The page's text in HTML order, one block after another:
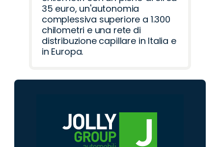
35 euro, un'autonomia
complessiva superiore a 1.300
chilometri e una rete di
distribuzione capillare in Italia e
in Europa.